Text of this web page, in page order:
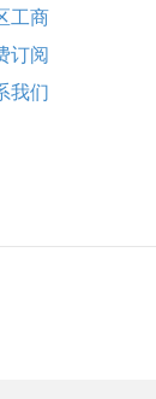
工商
订阅
我们